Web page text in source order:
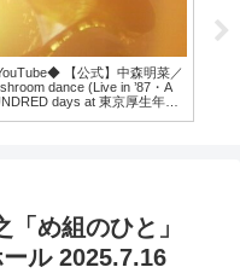
【公式】中森明菜／
dance (Live in ’87・A
days at 東京厚生年金
め組のひと」
ール 2025.7.16